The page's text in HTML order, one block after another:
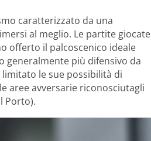
caratterizzato da una
al meglio. Le partite giocate
offerto il palcoscenico ideale
generalmente più difensivo da
le sue possibilità di
aree avversarie riconosciutagli
Porto).